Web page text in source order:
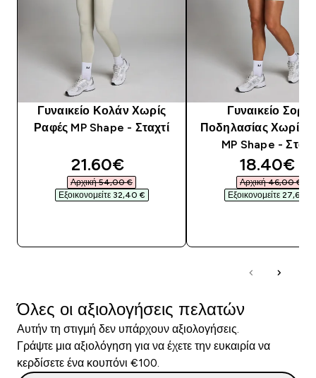
Γυναικείο Κολάν Χωρίς
Ραφές MP Shape - Σταχτί
discounted price
21.60€‎
Αρχική 54,00 €‎
Εξοικονομείτε 32,40 €‎
Γυναικείο Σορτς
Ποδηλασίας Χωρίς
MP Shape -
18.40€‎
Αρχική 46,00 €‎
Εξοικονομείτε 27,60 €‎
Όλες οι αξιολογήσεις πελατών
Αυτήν τη στιγμή δεν υπάρχουν αξιολογήσεις.
Γράψτε μια αξιολόγηση για να έχετε την ευκαιρία να
κερδίσετε ένα κουπόνι €100.